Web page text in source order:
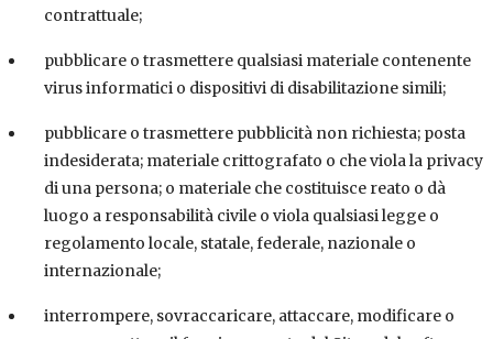
contrattuale;
pubblicare o trasmettere qualsiasi materiale contenente
virus informatici o dispositivi di disabilitazione simili;
pubblicare o trasmettere pubblicità non richiesta; posta
indesiderata; materiale crittografato o che viola la privacy
di una persona; o materiale che costituisce reato o dà
luogo a responsabilità civile o viola qualsiasi legge o
regolamento locale, statale, federale, nazionale o
internazionale;
interrompere, sovraccaricare, attaccare, modificare o